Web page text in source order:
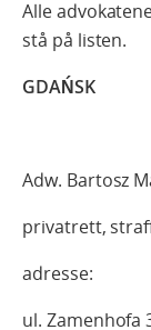
Alle
stå på listen.
Adw.
privatrett,
adresse:
ul.